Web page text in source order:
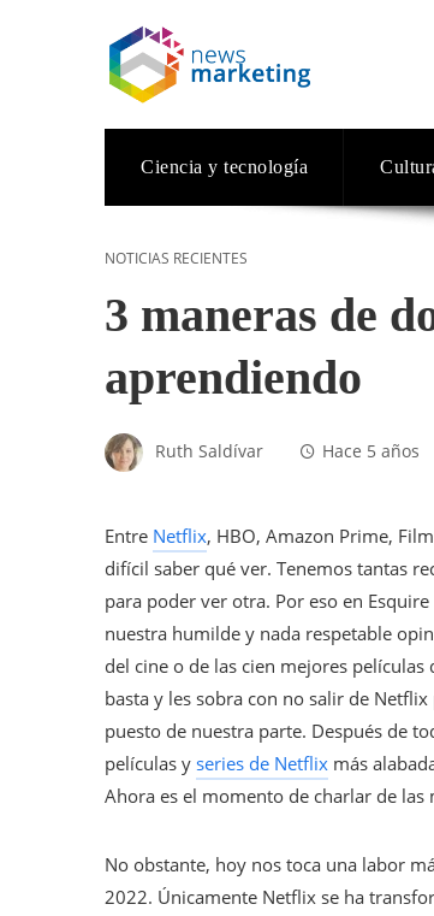
Ciencia y tecnología
NOTICIAS RECIENTES
3 maneras de
aprendiendo
Ruth Saldívar Hace 5 años
Entre Netflix, HBO, Amazon Prime,
difícil saber qué ver. Tenemos tantas
para poder ver otra. Por eso en
nuestra humilde y nada respetable
del cine o de las cien mejores películas
basta y les sobra con no salir de
puesto de nuestra parte. Después de
películas y series de Netflix más
Ahora es el momento de charlar de
No obstante, hoy nos toca una labor
2022. Únicamente Netflix se ha